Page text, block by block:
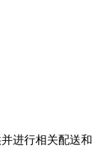
进行相关配送和